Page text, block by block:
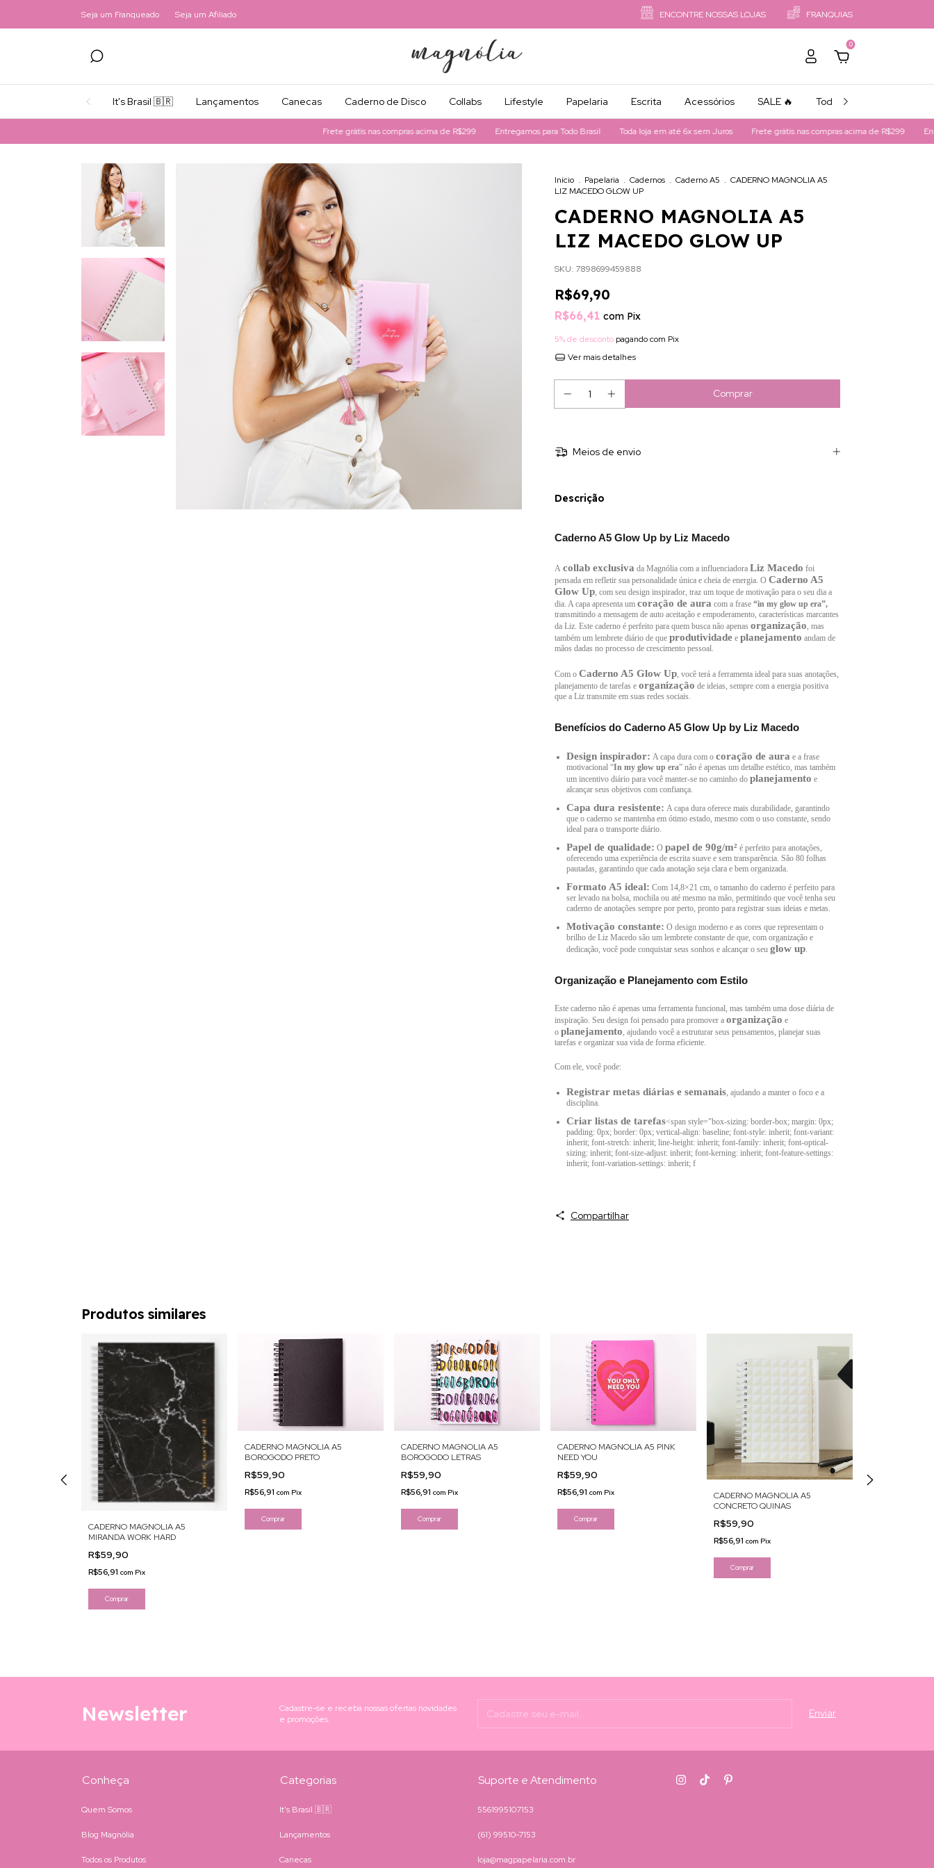
Seja um Franqueado Seja um Afiliado ENCONTRE NOSSAS LOJAS FRANQUIAS
0
It's Brasil 🇧🇷 Lançamentos Canecas Caderno de Disco Collabs Lifestyle Papelaria Escrita Acessórios SALE 🔥 Todos os Produtos
Frete grátis nas compras acima de R$299 Entregamos para Todo Brasil Toda loja em até 6x sem Juros Frete grátis nas compras acima de R$299
Início . Papelaria . Cadernos . Caderno A5 . CADERNO MAGNOLIA A5
LIZ MACEDO GLOW UP
CADERNO MAGNOLIA A5
LIZ MACEDO GLOW UP
SKU: 7898699459888
R$69,90
R$66,41 com Pix
5% de desconto pagando com Pix
Ver mais detalhes
Meios de envio
Descrição
Caderno A5 Glow Up by Liz Macedo
A collab exclusiva da Magnólia com a influenciadora Liz Macedo foi
pensada em refletir sua personalidade única e cheia de energia. O Caderno A5
Glow Up , com seu design inspirador, traz um toque de motivação para o seu dia a
dia. A capa apresenta um coração de aura com a frase “in my glow up era”,
transmitindo a mensagem de auto aceitação e empoderamento, características marcantes
da Liz. Este caderno é perfeito para quem busca não apenas organização , mas
também um lembrete diário de que produtividade e planejamento andam de
mãos dadas no processo de crescimento pessoal.
Com o Caderno A5 Glow Up , você terá a ferramenta ideal para suas anotações,
planejamento de tarefas e organização de ideias, sempre com a energia positiva
que a Liz transmite em suas redes sociais.
Benefícios do Caderno A5 Glow Up by Liz Macedo
Design inspirador: A capa dura com o coração de aura e a frase
motivacional “In my glow up era” não é apenas um detalhe estético, mas também
um incentivo diário para você manter-se no caminho do planejamento e
alcançar seus objetivos com confiança.
Capa dura resistente: A capa dura oferece mais durabilidade, garantindo
que o caderno se mantenha em ótimo estado, mesmo com o uso constante, sendo
ideal para o transporte diário.
Papel de qualidade: O papel de 90g/m² é perfeito para anotações,
oferecendo uma experiência de escrita suave e sem transparência. São 80 folhas
pautadas, garantindo que cada anotação seja clara e bem organizada.
Formato A5 ideal: Com 14,8×21 cm, o tamanho do caderno é perfeito para
ser levado na bolsa, mochila ou até mesmo na mão, permitindo que você tenha seu
caderno de anotações sempre por perto, pronto para registrar suas ideias e metas.
Motivação constante: O design moderno e as cores que representam o
brilho de Liz Macedo são um lembrete constante de que, com organização e
dedicação, você pode conquistar seus sonhos e alcançar o seu glow up
Organização e Planejamento com Estilo
Este caderno não é apenas uma ferramenta funcional, mas também uma dose diária de
inspiração. Seu design foi pensado para promover a organização e
o planejamento , ajudando você a estruturar seus pensamentos, planejar suas
tarefas e organizar sua vida de forma eficiente.
Com ele, você pode:
Registrar metas diárias e semanais , ajudando a manter o foco e a
disciplina.
Criar listas de tarefas<span style="box-sizing: border-box; margin: 0px;
padding: 0px; border: 0px; vertical-align: baseline; font-style: inherit; font-variant:
inherit; font-stretch: inherit; line-height: inherit; font-family: inherit; font-optical-
sizing: inherit; font-size-adjust: inherit; font-kerning: inherit; font-feature-settings:
inherit; font-variation-settings: inherit; f
Compartilhar
Produtos similares
CADERNO MAGNOLIA A5
MIRANDA WORK HARD
R$59,90
R$56,91 com Pix
CADERNO MAGNOLIA A5
BOROGODO PRETO
R$59,90
R$56,91 com Pix
CADERNO MAGNOLIA A5
BOROGODO LETRAS
R$59,90
R$56,91 com Pix
CADERNO MAGNOLIA A5 PINK
NEED YOU
R$59,90
R$56,91 com Pix
CADERNO MAGNOLIA A5
CONCRETO QUINAS
R$59,90
R$56,91 com Pix
Newsletter
Cadastre-se e receba nossas ofertas novidades
e promoções.
Conheça
Quem Somos
Blog Magnólia
Todos os Produtos
Categorias
It's Brasil 🇧🇷
Lançamentos
Canecas
Suporte e Atendimento
5561995107153
(61) 99510-7153
loja@magpapelaria.com.br